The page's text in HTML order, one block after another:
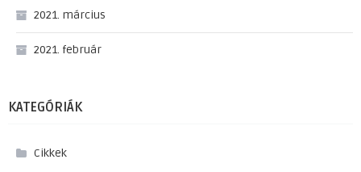
2021. március
2021. február
KATEGÓRIÁK
Cikkek